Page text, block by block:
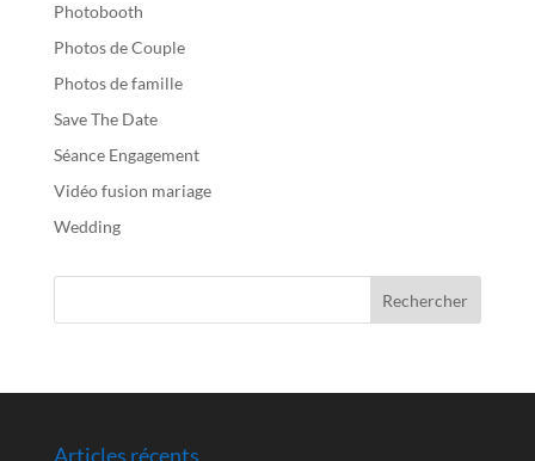
Photobooth
Photos de Couple
Photos de famille
Save The Date
Séance Engagement
Vidéo fusion mariage
Wedding
Articles récents